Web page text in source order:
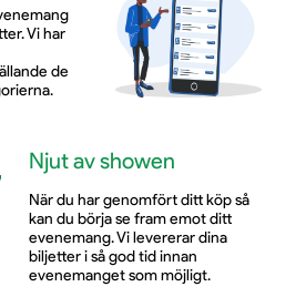
Vi har
de
Njut av showen
När du har genomfört ditt köp så
kan du börja se fram emot ditt
evenemang. Vi levererar dina
biljetter i så god tid innan
evenemanget som möjligt.